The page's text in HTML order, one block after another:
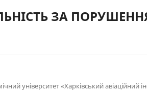
ЗА
університет «Харківський авіаційний